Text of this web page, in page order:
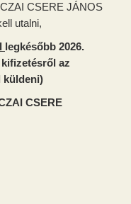
CSERE JÁNOS
utalni,
legkésőbb 2026.
az
küldeni)
CSERE